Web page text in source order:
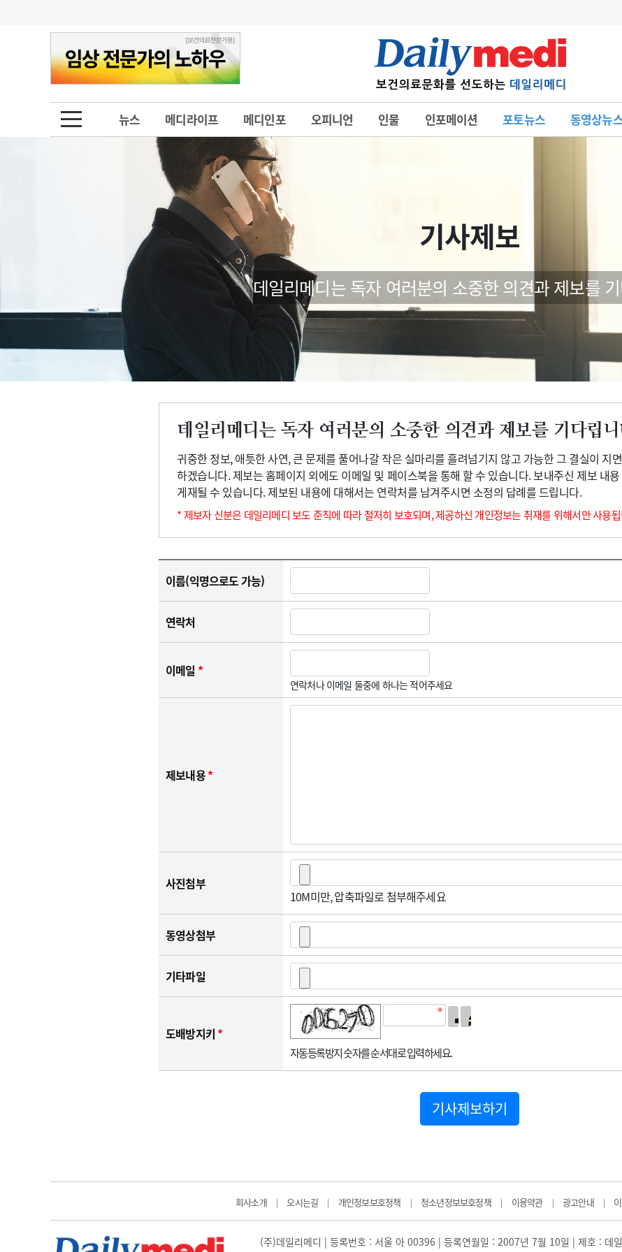
뉴스 메디라이프 메디인포 오피니언 인물 인포메이션 포토뉴스 동영상뉴
금주의 검색어
1
의사인력 수급 추계
2
성분명 처방
3
AI의료
4
전공의 모집 결과
의사국시 합격률
6
관리급여 실시
의과대학 입시
10 약가인하
인사 사고
오피니언 칼럼 수첩
인물 초대석 피플
포토뉴스
지역병원 중소병원
행정처분 판례
학회·연수강좌 학회/연수강좌 행사
법적고지
기사제보
데일리메디는 독자 여러분의 소중한 의견과 제보를
데일리메디는 독자 여러분의 소중한 의견과 제보를 기다립
귀중한 정보, 애틋한 사연, 큰 문제를 풀어나갈 작은 실마리를 흘려넘기지 않고 가능한 그 결실이 지
하겠습니다. 제보는 홈페이지 외에도 이메일 및 페이스북을 통해 할 수 있습니다. 보내주신 제보 내
게재될 수 있습니다. 제보된 내용에 대해서는 연락처를 남겨주시면 소정의 답례를 드립니다.
* 제보자 신분은 데일리메디 보도 준칙에 따라 철저히 보호되며, 제공하신 개인정보는 취재를 위해서만 사용
이름(익명으로도 가능)
연락처
이메일 *
연락처나 이메일 둘중에 하나는 적어주세요
제보내용*
사진첨부
10M미만, 압축파일로 첨부해주세요
동영상첨부
기타파일
도배방지키 *
자동등록방지 숫자를 순서대로 입력하세요.
기사제보하기
회사소개 | 오시는길 | 개인정보보호정책 | 청소년정보보호정책 | 이용약관 | 광고안내 |
(주)데일리메디 | 등록번호 : 서울 아 00396 | 등록연월일 : 2007년 7월 10일 | 제호 : 데